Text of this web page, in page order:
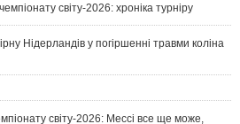
світу-2026: хроніка турніру
Нідерландів у погіршенні травми коліна
світу-2026: Мессі все ще може,